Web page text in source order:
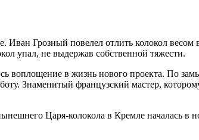
Иван Грозный повелел отлить колокол
упал, не выдержав собственной тяжести.
в жизнь нового проекта. По
Знаменитый французский мастер,
Царя-колокола в Кремле началась в